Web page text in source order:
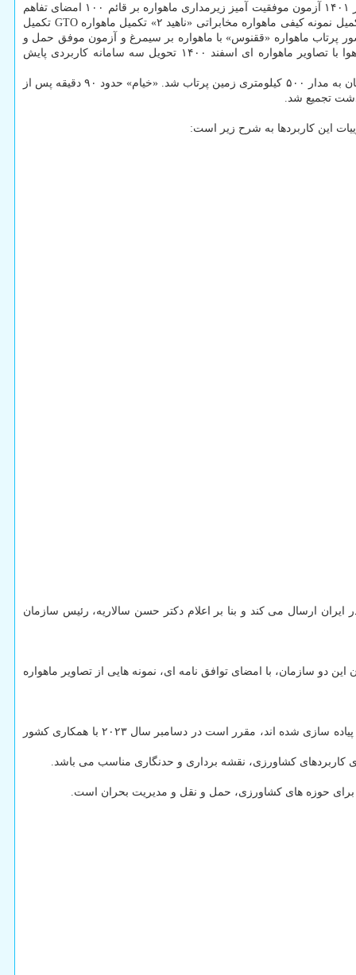
عملکرد بهینه و اتمام پروسه کالیبراسیون ماهواره «خیام» دستیابی کشور به تصاویر رنگی ماهواره ای با قدرت تفکیک یک متر برای اولین بار در کشور آذر ۱۴۰۱ آزمون موفقیت آمیز زیرمداری ماهواره بر قائم ۱۰۰ امضای تفاهم
نامه همکاری مشترک با آژانس فضایی روسیه ثبت ماهواره «خیام» در سازمان ملل متحد دی ۱۴۰۱ تکمیل نمونه پروازی ماهواره سنجشی «طلوع ۳» تکمیل نمونه کیفی ماهواره مخابراتی «ناهید ۲» تکمیل ماهواره GTO تکمیل
فضایی تصویب و ابلاغ برنامه ۱۰ ساله صنعت فضایی کشور پرتاب ماهواره «ققنوس» با ماهواره بر سیمرغ و آزمون موفق حمل و
جدایش همزمان ۳ ماهواره بهمن ۱۴۰۰ سامانه «آفاق» برای پایش آنلاین گردوغبار و با بهره گیری از تصاویر ماهواره ای سامانه آنلاین پایش آلودگی هوا با تصاویر ماهواره ای اسفند ۱۴۰۰ تحویل سه سامانه کاربردی پایش
در ساعت ۱۰ و ۲۹ دقیقه بامداد روز ۱۸ مرداد ماه سال قبل ماهواره خیام با وزن ۶۰۰ کیلوگرم توسط ماهواره بر سایوز از پایگاه فضایی بایکونور قزاقستان به مدار ۵۰۰ کیلومتری زمین پرتاب شد. «خیام» حدود ۹۰ دقیقه پس از
تجمیع شد.
این کاربردها به شرح زیر است:
در مدار ۵۰۰ کیلومتری داده ها را به ایستگاه های زمینی در ایران ارسال می کند و بنا بر اعلام دکتر حسن سالاریه، رئیس سازمان
دو سازمان، با امضای توافق نامه ای، نمونه هایی از تصاویر ماهواره
دکتر حسین شهرابی، مدیرعامل کنسرسیوم فضایی اعلام نمود: دو ماهواره «کوثر» و «هدهد» که از طرف پژوهشگران این کنسرسیوم فضایی طراحی و پیاده سازی شده اند، مقرر است در دسامبر سال ۲۰۲۳ با همکاری کشور
برای حوزه های کشاورزی، حمل و نقل و مدیریت بحران است.